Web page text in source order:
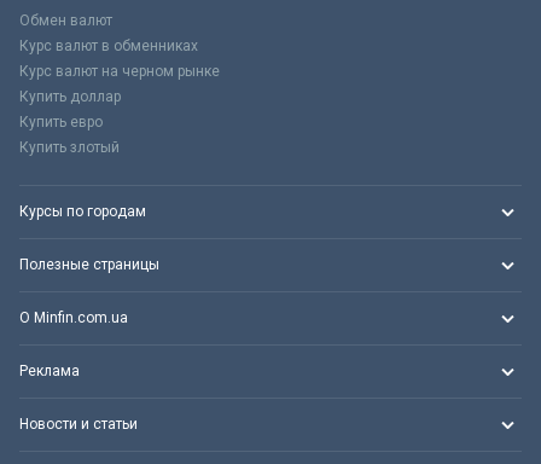
Обмен валют
Курс валют в обменниках
Курс валют на черном рынке
Купить доллар
Купить евро
Купить злотый
Курсы по городам
Полезные страницы
О Minfin.com.ua
Реклама
Новости и статьи